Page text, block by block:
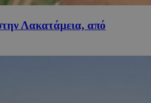
Λακατάμεια, από